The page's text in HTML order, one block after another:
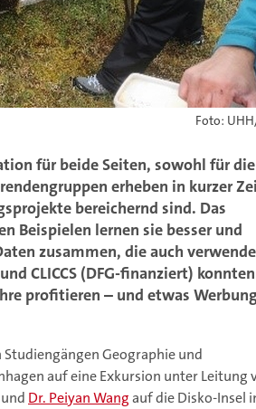
Foto:
für beide Seiten, sowohl für die
erheben in kurzer
bereichernd sind. Das
Beispielen lernen sie besser und
zusammen, die auch
CLICCS (DFG-finanziert)
profitieren – und etwas
Studiengängen Geographie und
auf eine Exkursion unter Leitung
und Dr. Peiyan Wangauf die Disko-Insel